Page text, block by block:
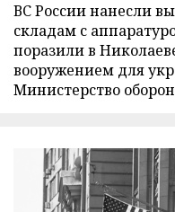
ВС России нанесли
складам с
поразили в
вооружением для
Министерство